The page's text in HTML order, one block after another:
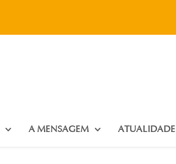
A MENSAGEM ATUALIDADE